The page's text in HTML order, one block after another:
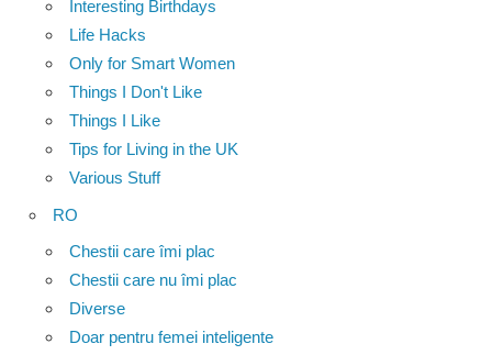
Interesting Birthdays
Life Hacks
Only for Smart Women
Things I Don't Like
Things I Like
Tips for Living in the UK
Various Stuff
RO
Chestii care îmi plac
Chestii care nu îmi plac
Diverse
Doar pentru femei inteligente